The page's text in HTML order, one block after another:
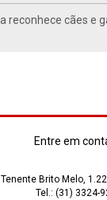
reconhece cães e
Entre em
Brito Melo,
Tel.: (31) 3324-